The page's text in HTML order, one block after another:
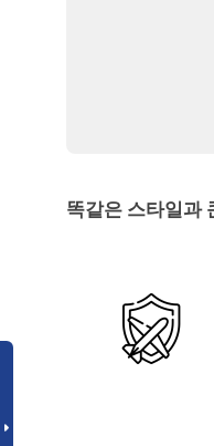
똑같은 스타일과